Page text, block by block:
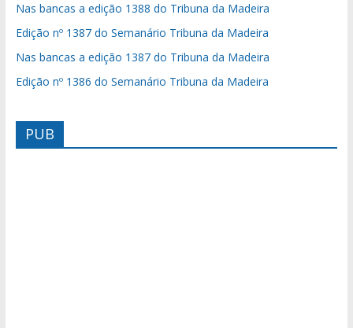
Nas bancas a edição 1388 do Tribuna da Madeira
Edição nº 1387 do Semanário Tribuna da Madeira
Nas bancas a edição 1387 do Tribuna da Madeira
Edição nº 1386 do Semanário Tribuna da Madeira
PUB